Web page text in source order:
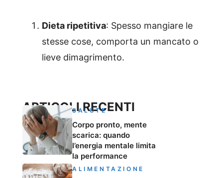
Dieta ripetitiva: Spesso mangiare le
stesse cose, comporta un mancato o
lieve dimagrimento.
ARTICOLI RECENTI
SALUTE
Corpo pronto, mente
scarica: quando
l’energia mentale limita
la performance
ALIMENTAZIONE